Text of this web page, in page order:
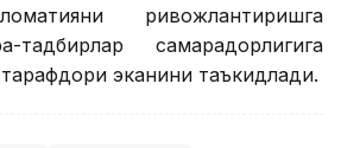
ривожлантиришга
тадбирлар самарадорлигига
эканини таъкидлади.